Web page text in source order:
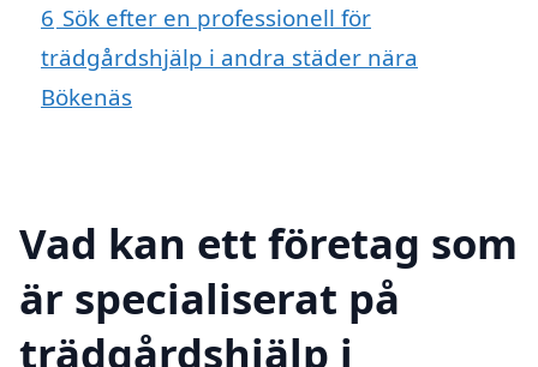
6 Sök efter en professionell för
trädgårdshjälp i andra städer nära
Bökenäs
Vad kan ett företag som
är specialiserat på
trädgårdshjälp i